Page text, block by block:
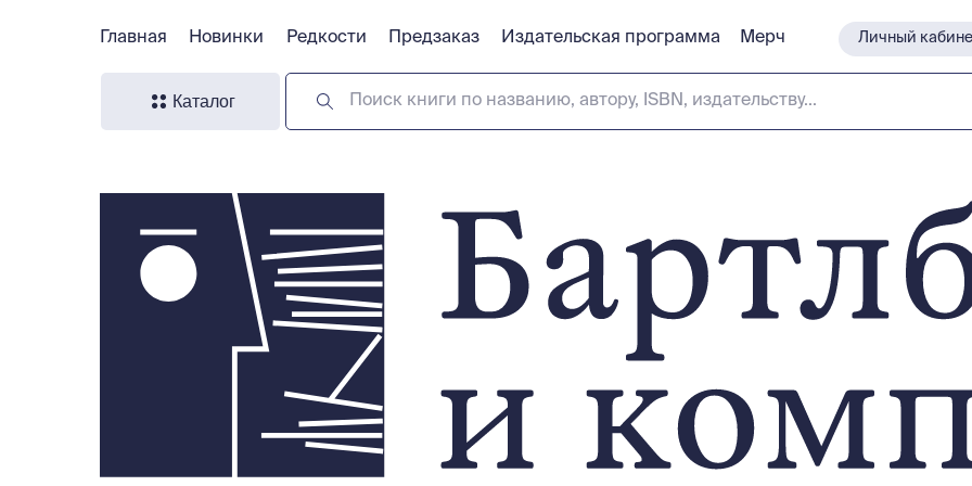
Личный
Поиск книги по названию, автору, ISBN, издательству...
Новинки Предзаказ Издательская программа Мерч
Редкости
Главная
Каталог
Личный
Новинки Предзаказ Издательская программа Мерч
Редкости
Главная